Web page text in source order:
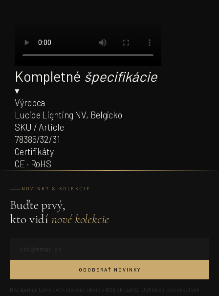
Kompletné špecifikácie
▾
Výrobca
Lucide Lighting NV, Belgicko
SKU / Article
78385/32/31
Certifikáty
CE · RoHS
NOVINKY & KOLEKCIE
Buďte prvý,
kto vidínové kolekcie
ODOBERAŤ NOVINKY
Bez spamu. Len nové kolekcie, akcie a B2B aktuality. Odhlásenie kedykoľvek.